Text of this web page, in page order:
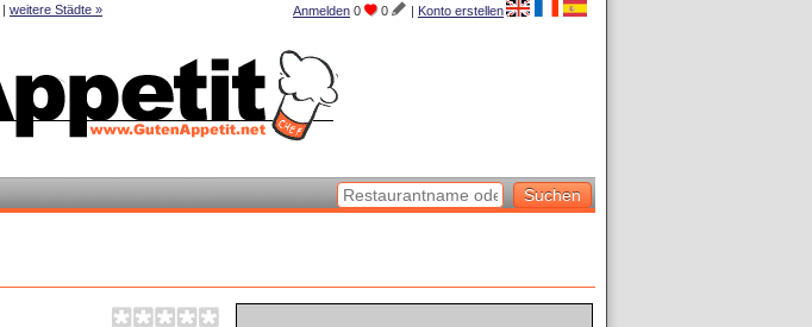
Anmelden 0 0 | Konto erstellen
| weitere Städte »